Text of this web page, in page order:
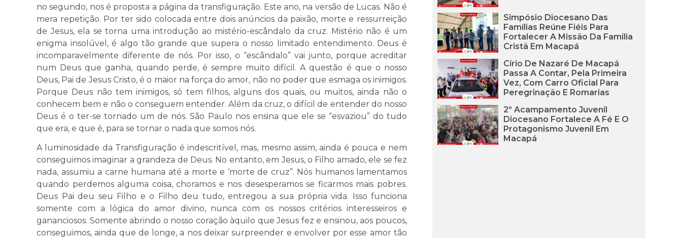
no segundo, nos é proposta a página da transfiguração. Este ano, na versão de Lucas. Não é
mera repetição. Por ter sido colocada entre dois anúncios da paixão, morte e ressurreição
de Jesus, ela se torna uma introdução ao mistério-escândalo da cruz. Mistério não é um
enigma insolúvel, é algo tão grande que supera o nosso limitado entendimento. Deus é
incomparavelmente diferente de nós. Por isso, o “escândalo” vai junto, porque acreditar
num Deus que ganha, quando perde, é sempre muito difícil. A questão é que o nosso
Deus, Pai de Jesus Cristo, é o maior na força do amor, não no poder que esmaga os inimigos.
Porque Deus não tem inimigos, só tem filhos, alguns dos quais, ou muitos, ainda não o
conhecem bem e não o conseguem entender. Além da cruz, o difícil de entender do nosso
Deus é o ter-se tornado um de nós. São Paulo nos ensina que ele se “esvaziou” do tudo
que era, e que é, para se tornar o nada que somos nós.
A luminosidade da Transfiguração é indescritível, mas, mesmo assim, ainda é pouca e nem
conseguimos imaginar a grandeza de Deus. No entanto, em Jesus, o Filho amado, ele se fez
nada, assumiu a carne humana até a morte e ‘morte de cruz”. Nós humanos lamentamos
quando perdemos alguma coisa, choramos e nos desesperamos se ficarmos mais pobres.
Deus Pai deu seu Filho e o Filho deu tudo, entregou a sua própria vida. Isso funciona
somente com a lógica do amor divino, nunca com os nossos critérios interesseiros e
gananciosos. Somente abrindo o nosso coração àquilo que Jesus fez e ensinou, aos poucos,
conseguimos, ainda que de longe, a nos deixar surpreender e envolver por esse amor tão
Simpósio Diocesano Das
Famílias Reúne Fiéis Para
Fortalecer A Missão Da Família
Cristã Em Macapá
Círio De Nazaré De Macapá
Passa A Contar, Pela Primeira
Vez, Com Carro Oficial Para
Peregrinação E Romarias
2º Acampamento Juvenil
Diocesano Fortalece A Fé E O
Protagonismo Juvenil Em
Macapá